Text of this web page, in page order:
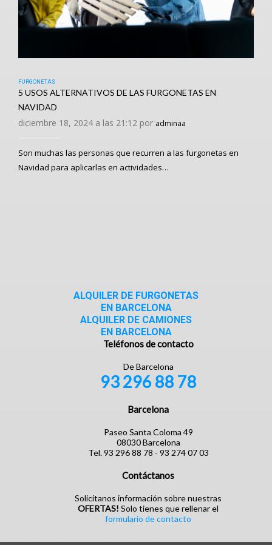
FURGONETAS
5 USOS ALTERNATIVOS DE LAS FURGONETAS EN
NAVIDAD
diciembre 18, 2024 a las 21:12 por adminaa
Son muchas las personas que recurren a las furgonetas en
Navidad para aplicarlas en actividades…
ALQUILER DE FURGONETAS
EN BARCELONA
ALQUILER DE CAMIONES
EN BARCELONA
Teléfonos de contacto
De Barcelona
93 296 88 78
Barcelona
Paseo Santa Coloma 49
08030 Barcelona
Tel. 93 296 88 78 - 93 274 07 03
Contáctanos
Solicítanos información sobre nuestras
OFERTAS! Solo tienes que rellenar el
formulario de contacto